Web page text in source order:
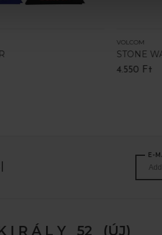
STONE WAX
E-
I R Á L Y 52 (ÚJ)